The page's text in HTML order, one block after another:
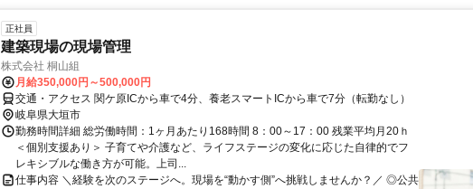
正社員
建築現場の現場管理
株式会社 桐山組
月給350,000円～500,000円
交通・アクセス 関ケ原ICから車で4分、養老スマートICから車で7分（転勤なし）
岐阜県大垣市
勤務時間詳細 総労働時間：1ヶ月あたり168時間 8：00～17：00 残業平均月20ｈ
＜個別支援あり＞ 子育てや介護など、ライフステージの変化に応じた自律的でフ
レキシブルな働き方が可能。上司...
仕事内容 ＼経験を次のステージへ。現場を“動かす側”へ挑戦しませんか？／ ◎公共